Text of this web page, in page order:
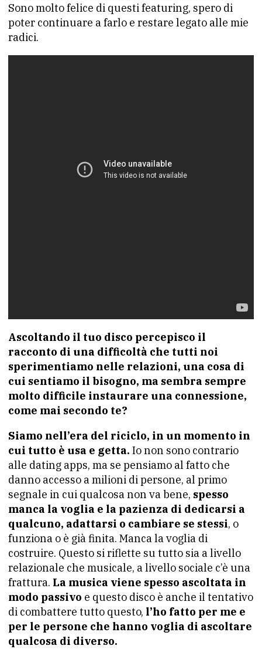
Sono molto felice di questi featuring, spero di
poter continuare a farlo e restare legato alle mie
radici.
Ascoltando il tuo disco percepisco il
racconto di una difficoltà che tutti noi
sperimentiamo nelle relazioni, una cosa di
cui sentiamo il bisogno, ma sembra sempre
molto difficile instaurare una connessione,
come mai secondo te?
Siamo nell’era del riciclo, in un momento in
cui tutto è usa e getta. Io non sono contrario
alle dating apps, ma se pensiamo al fatto che
danno accesso a milioni di persone, al primo
segnale in cui qualcosa non va bene, spesso
manca la voglia e la pazienza di dedicarsi a
qualcuno, adattarsi o cambiare se stessi, o
funziona o è già finita. Manca la voglia di
costruire. Questo si riflette su tutto sia a livello
relazionale che musicale, a livello sociale c’è una
frattura. La musica viene spesso ascoltata in
modo passivo e questo disco è anche il tentativo
di combattere tutto questo, l’ho fatto per me e
per le persone che hanno voglia di ascoltare
qualcosa di diverso.